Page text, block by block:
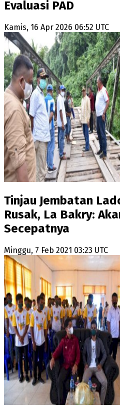
Evaluasi PAD
Kamis, 16 Apr 2026 06:52 UTC
Tinjau Jembatan
Rusak, La Bakry:
Secepatnya
Minggu, 7 Feb 2021 03:23 UTC